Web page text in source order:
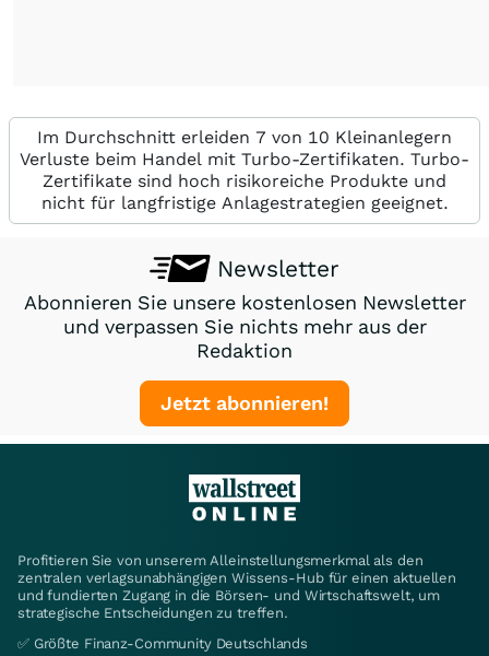
Im Durchschnitt erleiden 7 von 10 Kleinanlegern
Verluste beim Handel mit Turbo-Zertifikaten. Turbo-
Zertifikate sind hoch risikoreiche Produkte und
nicht für langfristige Anlagestrategien geeignet.
Newsletter
Abonnieren Sie unsere kostenlosen Newsletter
und verpassen Sie nichts mehr aus der
Redaktion
Jetzt abonnieren!
Profitieren Sie von unserem Alleinstellungsmerkmal als den
zentralen verlagsunabhängigen Wissens-Hub für einen aktuellen
und fundierten Zugang in die Börsen- und Wirtschaftswelt, um
strategische Entscheidungen zu treffen.
✅ Größte Finanz-Community Deutschlands